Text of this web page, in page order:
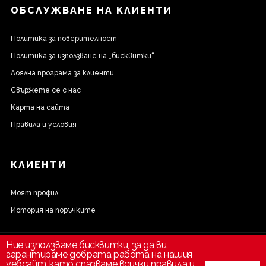
Ние използваме бисквитки, за да ви
гарантираме добрата работа на нашия
ОБСЛУЖВАНЕ НА КЛИЕНТИ
Политика за поверителност
Политика за използване на „бисквитки“
Лоялна програма за клиенти
Свържете се с нас
Карта на сайта
Правила и условия
КЛИЕНТИ
Моят профил
История на поръчките